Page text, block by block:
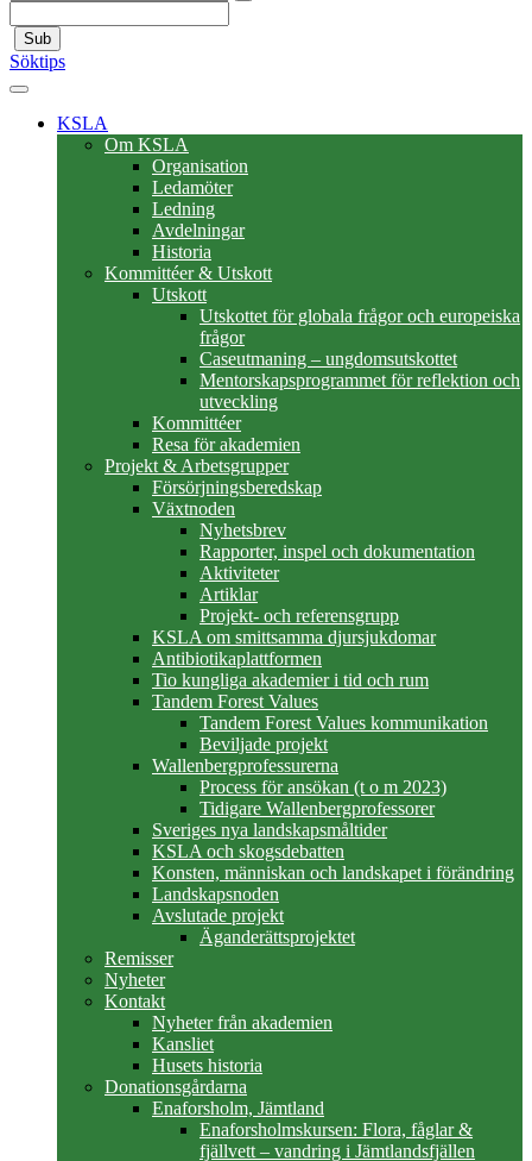
Sub
Söktips
KSLA
Om KSLA
Organisation
Ledamöter
Ledning
Avdelningar
Historia
Kommittéer & Utskott
Utskott
Utskottet för globala frågor och europeiska
frågor
Caseutmaning – ungdomsutskottet
Mentorskapsprogrammet för reflektion och
utveckling
Kommittéer
Resa för akademien
Projekt & Arbetsgrupper
Försörjningsberedskap
Växtnoden
Nyhetsbrev
Rapporter, inspel och dokumentation
Aktiviteter
Artiklar
Projekt- och referensgrupp
KSLA om smittsamma djursjukdomar
Antibiotikaplattformen
Tio kungliga akademier i tid och rum
Tandem Forest Values
Tandem Forest Values kommunikation
Beviljade projekt
Wallenbergprofessurerna
Process för ansökan (t o m 2023)
Tidigare Wallenbergprofessorer
Sveriges nya landskapsmåltider
KSLA och skogsdebatten
Konsten, människan och landskapet i förändring
Landskapsnoden
Avslutade projekt
Äganderättsprojektet
Remisser
Nyheter
Kontakt
Nyheter från akademien
Kansliet
Husets historia
Donationsgårdarna
Enaforsholm, Jämtland
Enaforsholmskursen: Flora, fåglar &
fjällvett – vandring i Jämtlandsfjällen